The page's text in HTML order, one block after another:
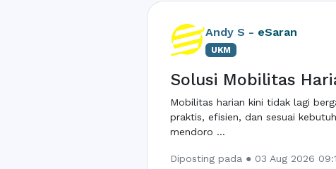
Andy S - eSaran
UKM
Solusi Mobilitas
Mobilitas harian kini tidak lagi
praktis, efisien, dan sesuai
mendoro ...
Diposting pada ● 03 Aug 2026